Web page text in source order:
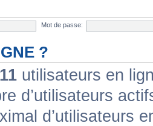
Mot de passe:
?
11 utilisateurs en
d’utilisateurs
d’utilisateurs